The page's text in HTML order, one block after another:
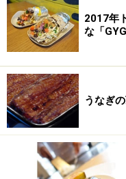
パクチーとの相性も抜
麺、タレ、そして大
合わせていただきま
てくるのはコクのあ
さとなじみ、パクチ
ます。それでもパ
2017年
な「GYG
うなぎ